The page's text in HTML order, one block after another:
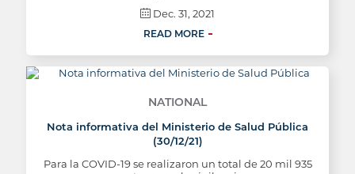
Dec. 31, 2021
READ MORE
NATIONAL
Nota informativa del Ministerio de Salud Pública
(30/12/21)
Para la COVID-19 se realizaron un total de 20 mil 935